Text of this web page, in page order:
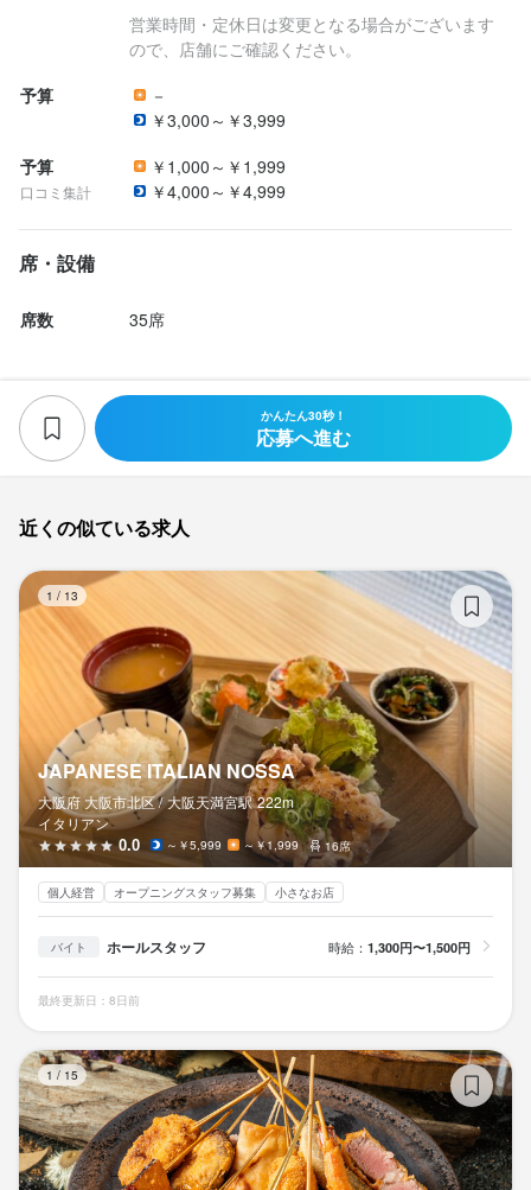
営業時間・定休日は変更となる場合がございます
ので、店舗にご確認ください。
予算
－
￥3,000～￥3,999
予算
口コミ集計
￥1,000～￥1,999
￥4,000～￥4,999
席・設備
席数 35席
かんたん30秒！
応募へ進む
近くの似ている求人
1 / 13
JAPANESE ITALIAN NOSSA
大阪府 大阪市北区 / 大阪天満宮駅 222m
イタリアン
0.0 ～￥5,999 ～￥1,999 16席
個人経営 オープニングスタッフ募集 小さなお店
バイト ホールスタッフ 時給： 1,300円〜1,500円
最終更新日：8日前
1 / 15